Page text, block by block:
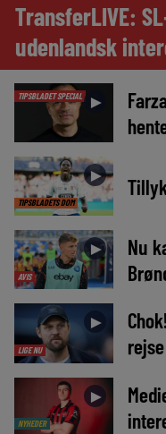
TransferLIVE:
udenlandsk
TIPSBLADET SPECIAL ►
TIPSBLADETS DOM
►
AVIS
►
Nu
LIGE NU
►
NYHEDER
►